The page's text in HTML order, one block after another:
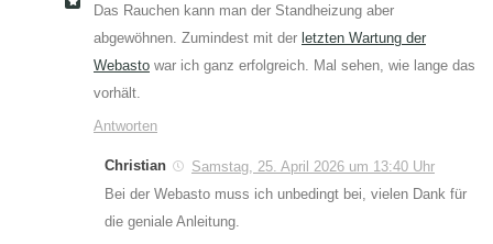
Das Rauchen kann man der Standheizung aber
abgewöhnen. Zumindest mit der letzten Wartung der
Webasto war ich ganz erfolgreich. Mal sehen, wie lange das
vorhält.
Antworten
Christian
Samstag, 25. April 2026 um 13:40 Uhr
Bei der Webasto muss ich unbedingt bei, vielen Dank für
die geniale Anleitung.